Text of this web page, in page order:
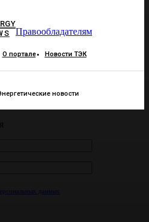
Правообладателям
О портале Новости ТЭК
новости